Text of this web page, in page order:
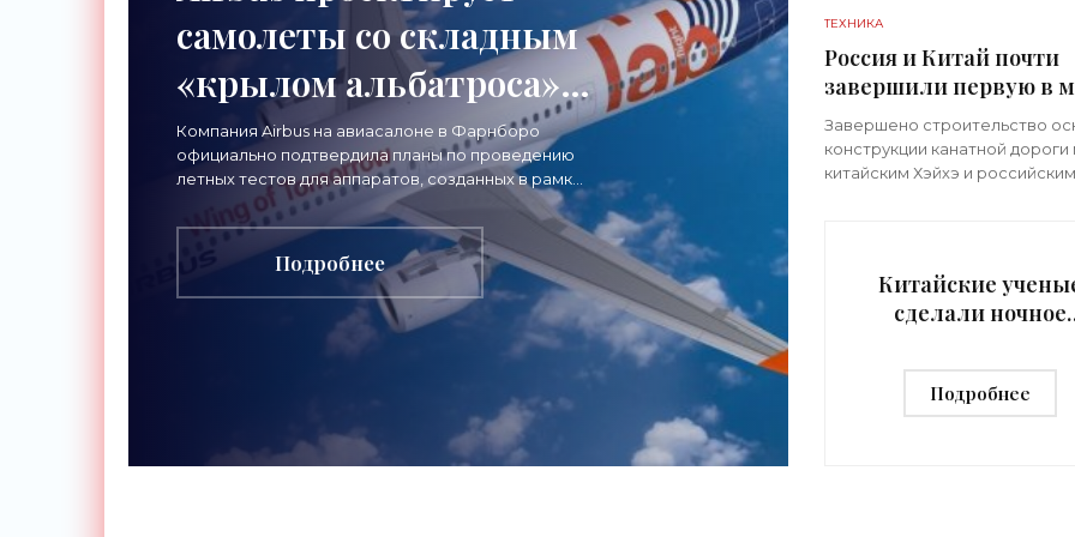
самолеты со складным
«крылом альбатроса» -
«Технологии»
Компания Airbus на авиасалоне в Фарнборо
официально подтвердила планы по проведению
летных тестов для аппаратов, созданных в рамках
нового проекта «Крыло будущего». Цель
разработки
Подробнее
ТЕХНИКА
Россия и Китай почти
завершили первую в
трансграничную
дорогу между двумя
странами -
Завершено строительство
конструкции канатной
китайским Хэйхэ и российским
Китайские
сделали ночное
полноцветным -
«Технологии»
Подробнее